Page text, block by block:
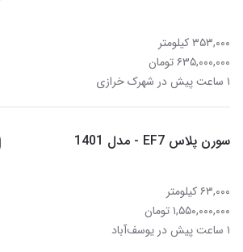
۳۵۳,۰۰۰ کیلومتر
۶۳۵,۰۰۰,۰۰۰ تومان
۱ ساعت پیش در شهرک خرازی
سورن پلاس EF7 - مدل 1401
۶۳,۰۰۰ کیلومتر
۱,۵۵۰,۰۰۰,۰۰۰ تومان
۱ ساعت پیش در یوسف‌آباد